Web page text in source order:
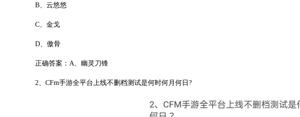
B、云悠悠
C、金戈
D、傲骨
正确答案：A、幽灵刀锋
2、CFm手游全平台上线不删档测试是何时何月何日?